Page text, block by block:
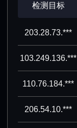
检测目标
203.28.73.***
103.249.136.***
110.76.184.***
206.54.10.***